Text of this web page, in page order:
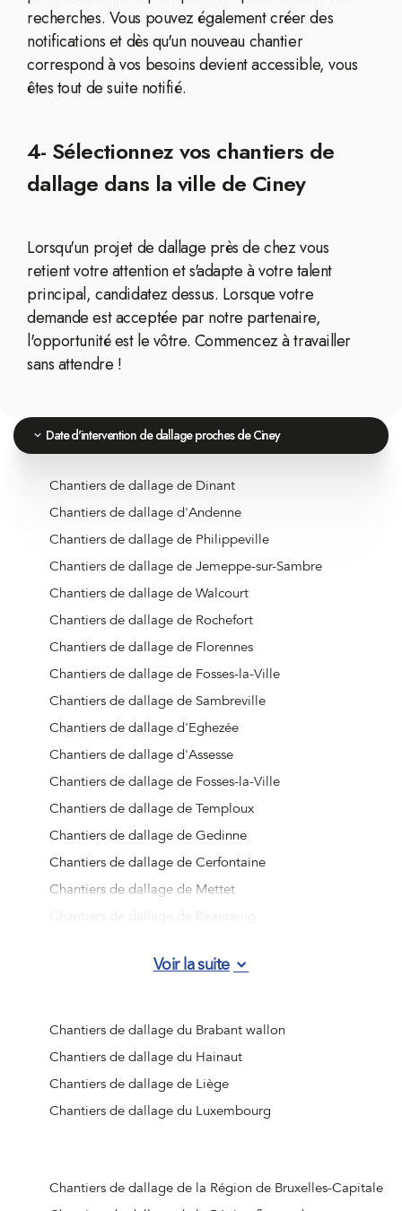
recherches. Vous pouvez également créer des
notifications et dès qu'un nouveau chantier
correspond à vos besoins devient accessible, vous
êtes tout de suite notifié.
4- Sélectionnez vos chantiers de
dallage dans la ville de Ciney
Lorsqu'un projet de dallage près de chez vous
retient votre attention et s'adapte à votre talent
principal, candidatez dessus. Lorsque votre
demande est acceptée par notre partenaire,
l'opportunité est le vôtre. Commencez à travailler
sans attendre !
Date d'intervention de dallage proches de Ciney
Chantiers de dallage de Dinant
Chantiers de dallage d'Andenne
Chantiers de dallage de Philippeville
Chantiers de dallage de Jemeppe-sur-Sambre
Chantiers de dallage de Walcourt
Chantiers de dallage de Rochefort
Chantiers de dallage de Florennes
Chantiers de dallage de Fosses-la-Ville
Chantiers de dallage de Sambreville
Chantiers de dallage d'Eghezée
Chantiers de dallage d'Assesse
Chantiers de dallage de Fosses-la-Ville
Chantiers de dallage de Temploux
Chantiers de dallage de Gedinne
Chantiers de dallage de Cerfontaine
Chantiers de dallage de Mettet
Chantiers de dallage de Vresse-sur-Semois
Chantiers de dallage de Barvaux
Chantiers de dallage de Viroinval
Chantiers de dallage de Naninne
Chantiers de dallage de Doische
Chantiers de dallage d'Hastière
Voir la suite
Chantiers de dallage du Brabant wallon
Chantiers de dallage du Hainaut
Chantiers de dallage de Liège
Chantiers de dallage du Luxembourg
Chantiers de dallage de la Région de Bruxelles-Capitale